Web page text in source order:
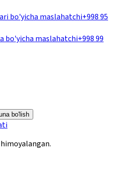
bo'yicha maslahatchi+998 95
bo'yicha maslahatchi+998 99
bo'lish
.